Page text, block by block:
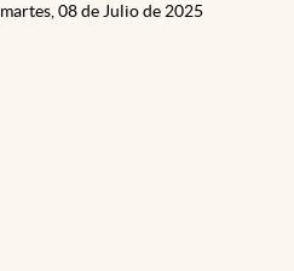
martes, 08 de Julio de 2025